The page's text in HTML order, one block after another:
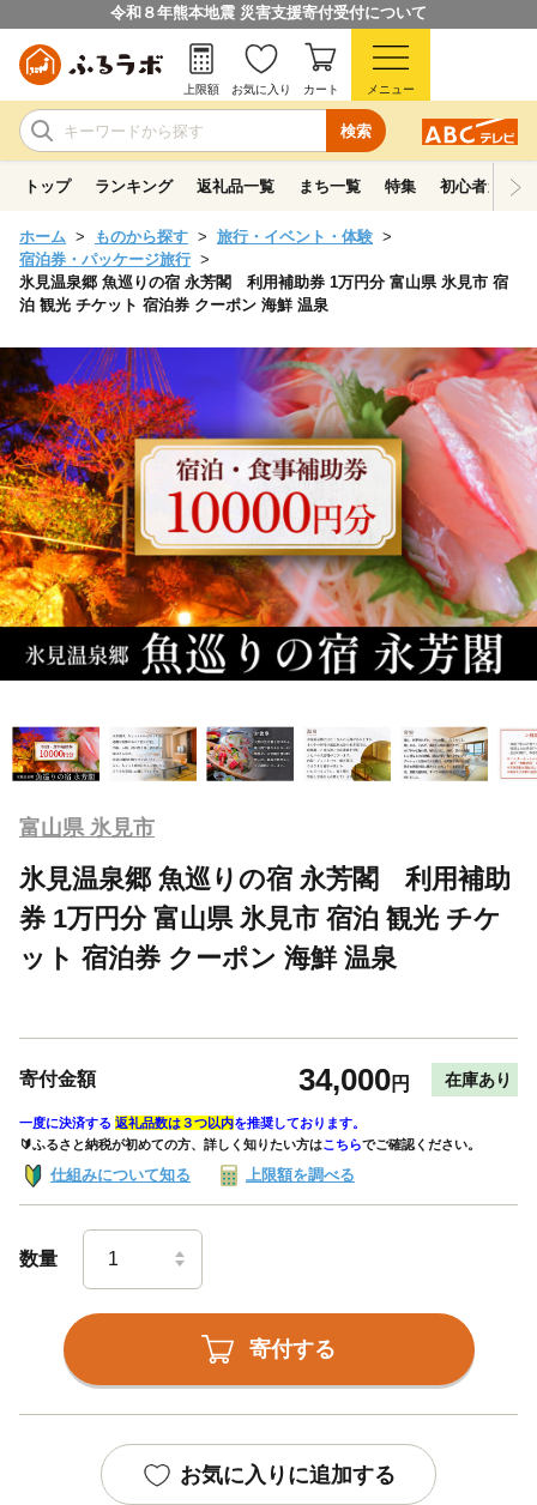
令和８年熊本地震 災害支援寄付受付について
検索
上限額 お気に入り カート メニュー
トップ ランキング 返礼品一覧 まち一覧 特集 初心者ガイド
ホーム ものから探す
旅行・イベント・体験
宿泊券・パッケージ旅行
氷見温泉郷 魚巡りの宿 永芳閣 利用補助券 1万円分 富山県 氷見市 宿
泊 観光 チケット 宿泊券 クーポン 海鮮 温泉
富山県 氷見市
氷見温泉郷 魚巡りの宿 永芳閣 利用補助
券 1万円分 富山県 氷見市 宿泊 観光 チケ
ット 宿泊券 クーポン 海鮮 温泉
寄付金額 34,000円 在庫あり
一度に決済する 返礼品数は３つ以内を推奨しております。
🔰ふるさと納税が初めての方、詳しく知りたい方はこちらでご確認ください。
仕組みについて知る 上限額を調べる
数量
寄付する
お気に入りに追加する